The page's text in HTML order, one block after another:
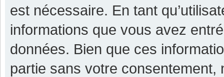
est nécessaire. En tant
informations que vous avez
données. Bien que ces
partie sans votre consentement,